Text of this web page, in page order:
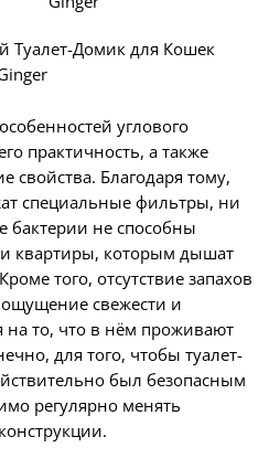
углового
практичность, а также
свойства. Благодаря тому,
специальные фильтры, ни
бактерии не способны
квартиры, которым дышат
того, отсутствие запахов
ощущение свежести и
на то, что в нём проживают
для того, чтобы туалет-
был безопасным
регулярно менять